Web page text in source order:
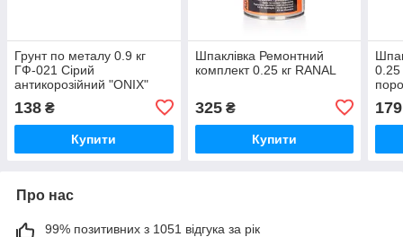
Грунт по металу 0.9 кг
ГФ-021 Сірий
антикорозійний "ONIX"
138 ₴
Купити
Шпаклівка Ремонтний
комплект 0.25 кг RANAL
325₴
Купити
0.25
179
Про нас
99% позитивних з 1051 відгука за рік